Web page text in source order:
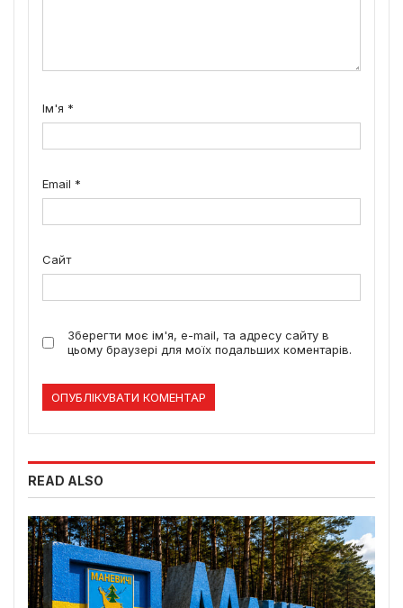
Ім'я *
Email *
Сайт
Зберегти моє ім'я, e-mail, та адресу сайту в
цьому браузері для моїх подальших коментарів.
READ ALSO